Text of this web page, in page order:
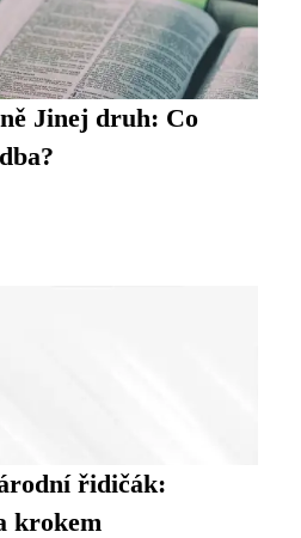
Jinej druh: Co
řidičák:
krokem